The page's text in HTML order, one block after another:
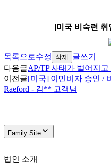
[미국 비숙련 취
목록으로수정 삭제
글쓰기
다음글AP/TP 사태가 벌어지
이전글[미국] 이민비자 승인 /
Raeford - 김** 고객님
Family Site
법인 소개